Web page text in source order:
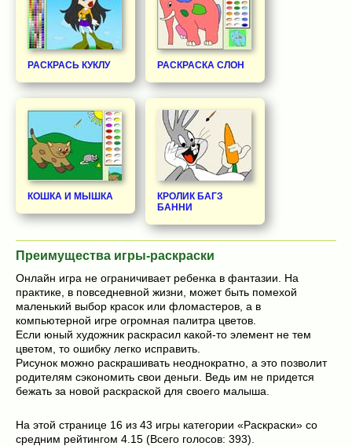
РАСКРАСЬ КУКЛУ РАСКРАСКА СЛОН
КОШКА И МЫШКА
КРОЛИК БАГЗ
БАННИ
Преимущества игры-раскраски
Онлайн игра не ограничивает ребенка в фантазии. На
практике, в повседневной жизни, может быть помехой
маленький выбор красок или фломастеров, а в
компьютерной игре огромная палитра цветов.
Если юный художник раскрасил какой-то элемент не тем
цветом, то ошибку легко исправить.
Рисунок можно раскрашивать неоднократно, а это позволит
родителям сэкономить свои деньги. Ведь им не придется
бежать за новой раскраской для своего малыша.
На этой странице 16 из 43 игры категории «Раскраски» со
средним рейтингом 4.15 (Всего голосов: 393).